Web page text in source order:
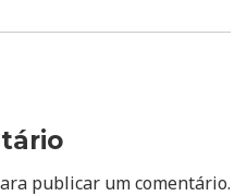
publicar um comentário.